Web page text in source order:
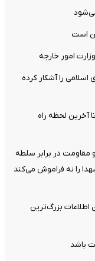
است
امور خارجه
را آشکار کرده
لحظه راه
مقاومت در برابر سلطه
را نه فراموش می‌کند
بزرگ‌ترین
باشد